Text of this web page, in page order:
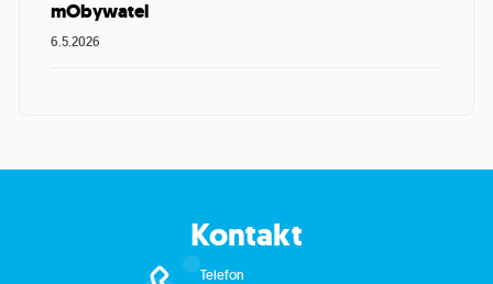
mObywatel
6.5.2026
Kontakt
Telefon